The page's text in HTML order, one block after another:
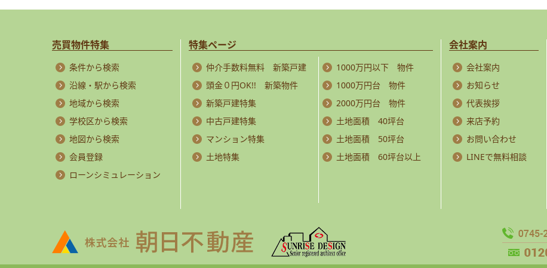
売買物件特集
条件から検索
沿線・駅から検索
地域から検索
学校区から検索
地図から検索
会員登録
ローンシミュレーション
特集ページ
仲介手数料無料 新築戸建
頭金０円OK!! 新築物件
新築戸建特集
中古戸建特集
マンション特集
土地特集
1000万円以下 物件
1000万円台 物件
2000万円台 物件
土地面積 40坪台
土地面積 50坪台
土地面積 60坪台以上
会社案内
会社案内
お知らせ
代表挨拶
来店予約
お問い合わせ
LINEで無料相談